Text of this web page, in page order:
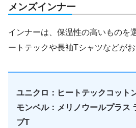
メンズインナー
インナーは、保温性の高いものを
ートテックや長袖Tシャツなどがお
ユニクロ：ヒートテックコット
モンベル：メリノウールプラス
ブT